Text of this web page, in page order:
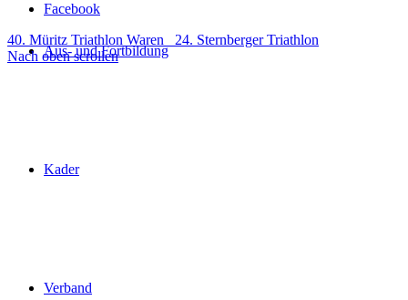
Aus- und Fortbildung
Kader
Verband
Facebook
40. Müritz Triathlon Waren
24. Sternberger Triathlon
Nach oben scrollen